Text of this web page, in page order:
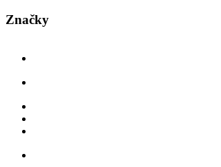
Značky